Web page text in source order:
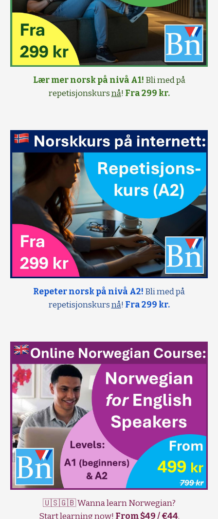
Lær mer norsk på nivå A1! Bli med på
repetisjonskursnå! Fra 299 kr.
Repeter norsk på nivå A2! Bli med på
repetisjonskursnå! Fra 299 kr.
🇺🇸🇬🇧 Wanna learn Norwegian?
Start learning now! From $49 / €44.